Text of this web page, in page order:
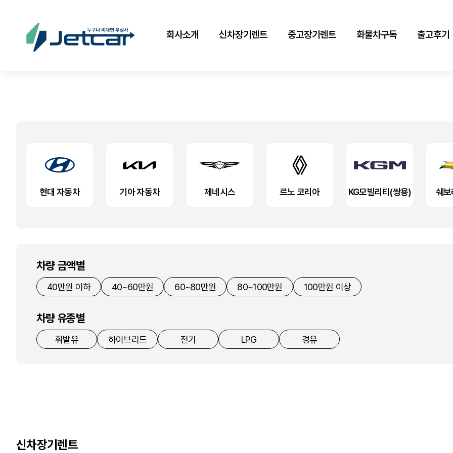
회사소개 신차장기렌트 중고장기렌트 화물차구독 출고후기
현대 자동차 기아 자동차 제네시스 르노 코리아 KG모빌리티(쌍용) 쉐
차량 금액별
40만원 이하 40~60만원 60~80만원 80~100만원 100만원 이상
차량 유종별
휘발유 하이브리드 전기 LPG 경유
신차장기렌트